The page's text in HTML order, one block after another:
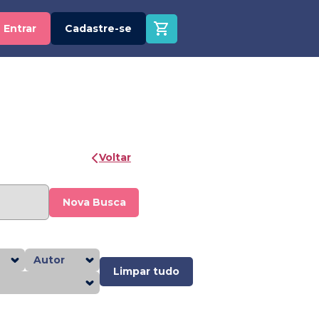
Entrar Cadastre-se
Voltar
Nova Busca
Autor
Limpar tudo